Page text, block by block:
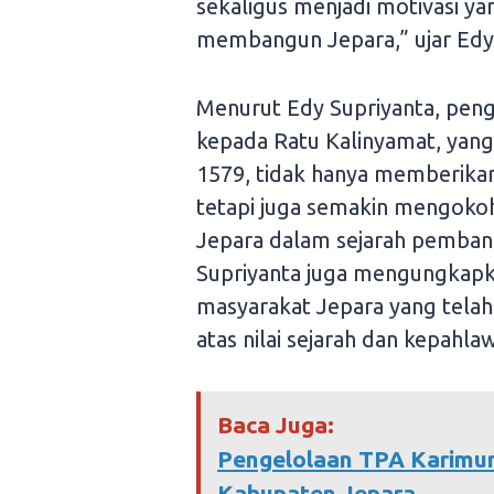
sekaligus menjadi motivasi
membangun Jepara,” ujar
Menurut Edy Supriyanta,
kepada Ratu Kalinyamat,
1579, tidak hanya
tetapi juga semakin
Jepara dalam sejarah
Supriyanta juga
masyarakat Jepara yang
atas nilai sejarah dan
Baca Juga:
Pengelolaan TPA